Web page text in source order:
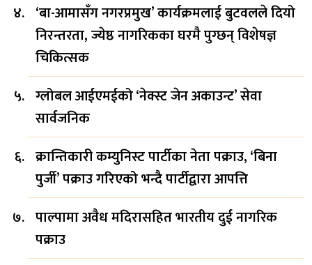
‘बा-आमासँग नगरप्रमुख’ कार्यक्रमलाई बुटवलले दियो
निरन्तरता, ज्येष्ठ नागरिकका घरमै पुग्छन् विशेषज्ञ
चिकित्सक
ग्लोबल आईएमईको ‘नेक्स्ट जेन अकाउन्ट’ सेवा
सार्वजनिक
क्रान्तिकारी कम्युनिस्ट पार्टीका नेता पक्राउ, ‘बिना
पुर्जी’ पक्राउ गरिएको भन्दै पार्टीद्वारा आपत्ति
पाल्पामा अवैध मदिरासहित भारतीय दुई नागरिक
पक्राउ